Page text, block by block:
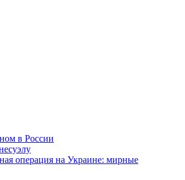
в России
операция на Украине: мирные